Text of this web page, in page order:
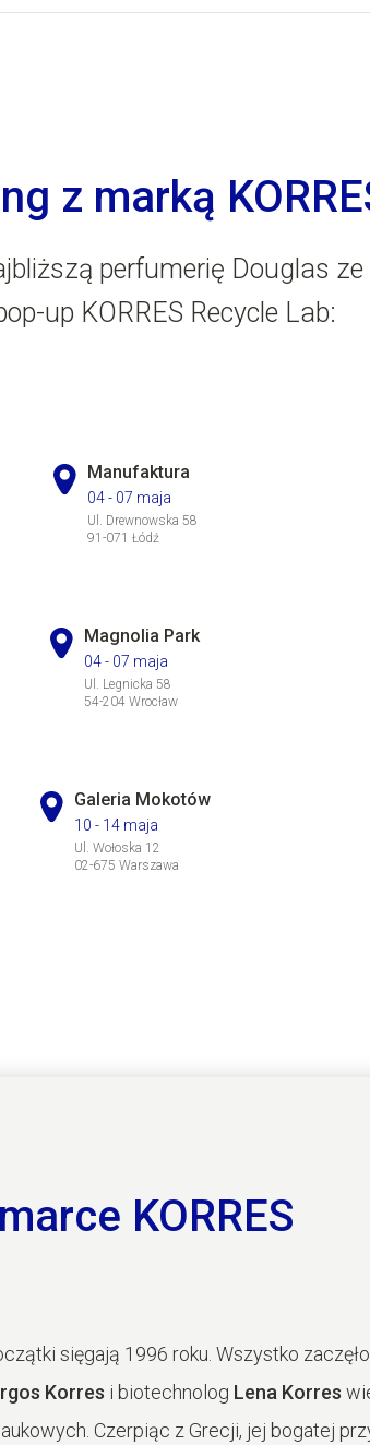
z marką
perfumerię Douglas ze
up KORRES Recycle Lab:
Manufaktura
04 - 07 maja
Ul. Drewnowska 58
91-071 Łódź
Magnolia Park
04 - 07 maja
Ul. Legnicka 58
54-204 Wrocław
Galeria Mokotów
10 - 14 maja
Ul. Wołoska 12
02-675 Warszawa
KORRES
sięgają 1996 roku. Wszystko
Korres i biotechnolog Lena Korres
Czerpiąc z Grecji, jej bogatej